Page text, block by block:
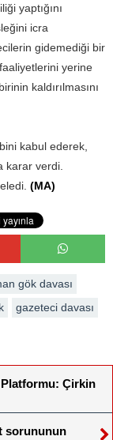
yaptığını
icra
gidemediği bir
yerine
kaldırılmasını
kabul ederek,
karar verdi.
(MA)
gök davası
gazeteci davası
Platformu: Çirkin
sorununun